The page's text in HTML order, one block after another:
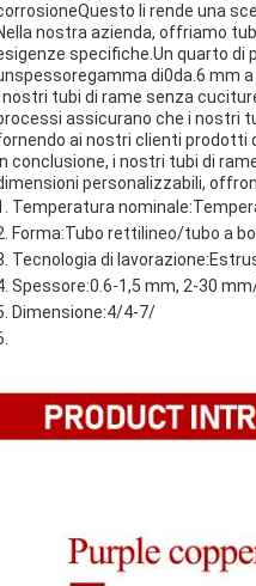
Questo li rende una
nostra azienda, offriamo
specifiche. Un quarto di
spessoregamma di0da.6 mm
nostri tubi di rame senza
assicurano che i nostri
ai nostri clienti prodotti
conclusione, i nostri tubi di
personalizzabili,
Temperatura nominale:
Forma:Tubo rettilineo/tubo a
Tecnologia di lavorazione:
Spessore:0.6-1,5 mm, 2-30
Dimensione:4/4-7/